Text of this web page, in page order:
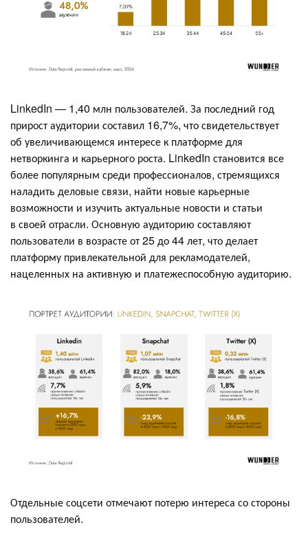
LinkedIn — 1,40 млн пользователей. За последний год
прирост аудитории составил 16,7%, что свидетельствует
об увеличивающемся интересе к платформе для
нетворкинга и карьерного роста. LinkedIn становится все
более популярным среди профессионалов, стремящихся
наладить деловые связи, найти новые карьерные
возможности и изучить актуальные новости и статьи
в своей отрасли. Основную аудиторию составляют
пользователи в возрасте от 25 до 44 лет, что делает
платформу привлекательной для рекламодателей,
нацеленных на активную и платежеспособную аудиторию.
Отдельные соцсети отмечают потерю интереса со стороны
пользователей.